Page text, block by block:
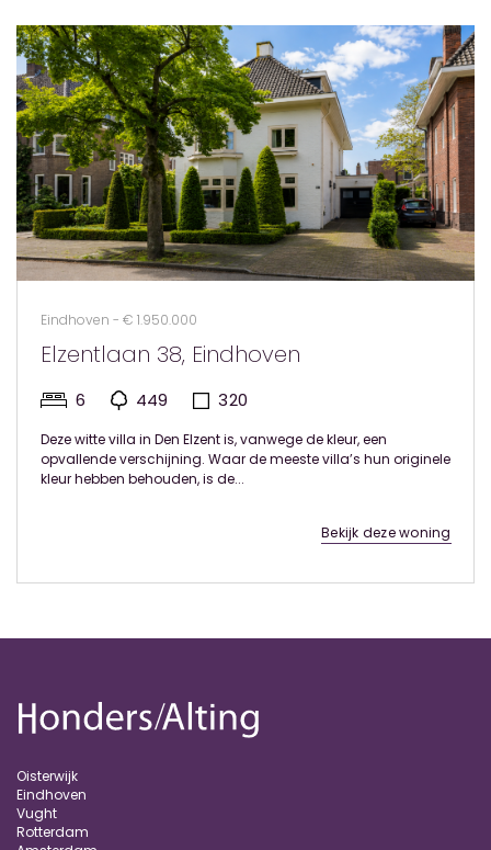
Eindhoven - € 1.950.000
Elzentlaan 38, Eindhoven
6 449 320
Deze witte villa in Den Elzent is, vanwege de kleur, een
opvallende verschijning. Waar de meeste villa’s hun originele
kleur hebben behouden, is de...
Bekijk deze woning
Oisterwijk
Eindhoven
Vught
Rotterdam